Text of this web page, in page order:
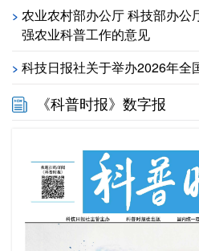
> 农业农村部办公厅 科技部办公
强农业科普工作的意见
> 科技日报社关于举办2026年全
《科普时报》数字报